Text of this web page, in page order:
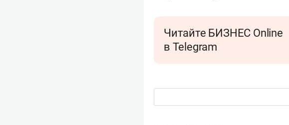
Читайте БИЗНЕС Online
в Telegram